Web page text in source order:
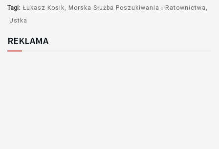
Tagi: Łukasz Kosik
Morska Służba Poszukiwania i Ratownictwa
Ustka
REKLAMA